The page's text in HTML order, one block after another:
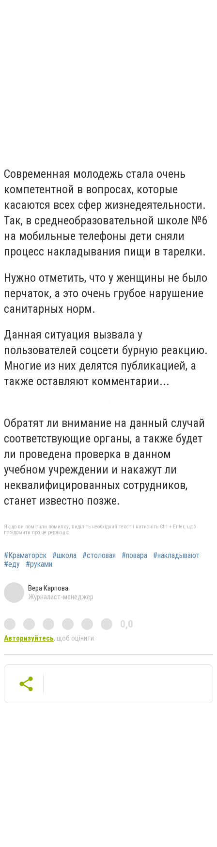
Современная молодежь стала очень
компетентной в вопросах, которые
касаются всех сфер жизнедеятельности.
Так, в среднеобразовательной школе №6
на мобильные телефоны дети сняли
процесс накладывания пищи в тарелки.
Нужно отметить, что у женщины не было
перчаток, а это очень грубое нарушение
санитарных норм.
Данная ситуация вызвала у
пользователей соцсети бурную реакцию.
Многие из них делятся публикацией, а
также оставляют комментарии...
Обратят ли внимание на данный случай
соответствующие органы, а также будет
ли проведена проверка в данном
учебном учреждении и накажут ли
неквалифицированных сотрудников,
станет известно позже.
Якщо ви помітили помилку, виділіть необхідний текст і натисніть Ctrl + Enter, щоб
повідомити про це редакцію
#Краматорск #школа #столовая #повара
#накладывают
#еду
#руками
Вера Карпова
Журналист-менеджер
0,0
Авторизуйтесь, щоб оцінити